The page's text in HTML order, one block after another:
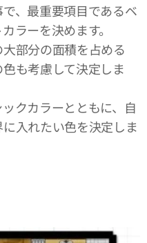
、最重要項目であるベ
ラーを決めます。
部分の面積を占める
も考慮して決定しま
クカラーとともに、自
入れたい色を決定しま